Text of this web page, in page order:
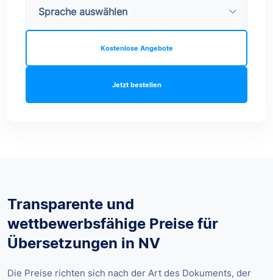
Jetzt bestellen
Kostenlose Angebote
Transparente und
wettbewerbsfähige Preise für
Übersetzungen in NV
Die Preise richten sich nach der Art des Dokuments, der